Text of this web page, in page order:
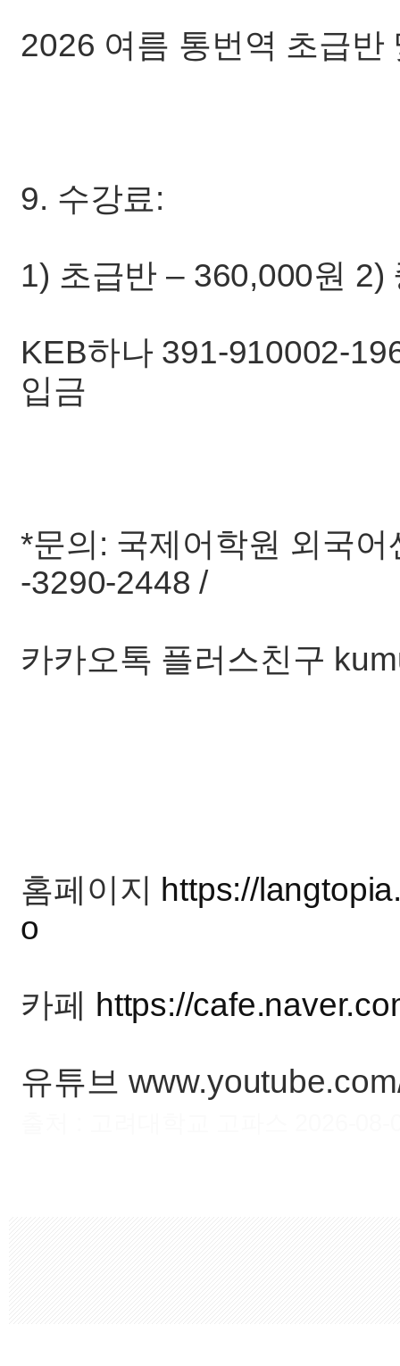
2026 여름 통번역 초급반
9. 수강료:
1) 초급반 – 360,000원 2)
KEB하나 391-910002-
입금
*문의: 국제어학원 외국
-3290-2448 /
카카오톡 플러스친구
홈페이지
https://
o
카페 https://
유튜브